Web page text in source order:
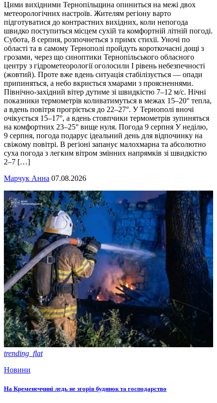
Цими вихідними Тернопільщина опиниться на межі двох
метеорологічних настроїв. Жителям регіону варто
підготуватися до контрастних вихідних, коли непогода
швидко поступиться місцем сухій та комфортній літній погоді.
Субота, 8 серпня, розпочнеться з примх стихії. Уночі по
області та в самому Тернополі пройдуть короткочасні дощі з
грозами, через що синоптики Тернопільського обласного
центру з гідрометеорології оголосили І рівень небезпечності
(жовтий). Проте вже вдень ситуація стабілізується — опади
припиняться, а небо вкриється хмарами з проясненнями.
Північно-західний вітер дутиме зі швидкістю 7–12 м/с. Нічні
показники термометрів коливатимуться в межах 15–20° тепла,
а вдень повітря прогріється до 22–27°. У Тернополі вночі
очікується 15–17°, а вдень стовпчики термометрів зупиняться
на комфортних 23–25° вище нуля. Погода 9 серпня У неділю,
9 серпня, погода подарує ідеальний день для відпочинку на
свіжому повітрі. В регіоні запанує малохмарна та абсолютно
суха погода з легким вітром змінних напрямків зі швидкістю
2–7 […]
Марчук Анна 07.08.2026
trending_flat
Новини
На Кременеччині ледь не згорів будинок та господарство